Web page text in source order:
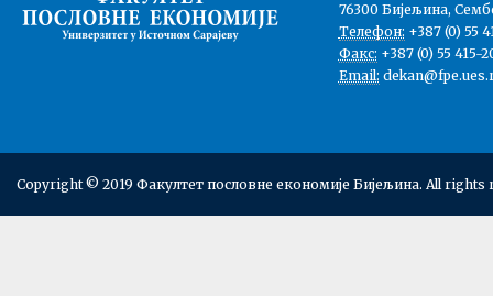
76300 Бијељина,
Телефон: +387 (0) 55
Факс: +387 (0) 55 415-
Email:
Copyright © 2019 Факултет пословне економије Бијељина. All rights